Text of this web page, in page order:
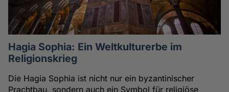
Hagia Sophia: Ein Weltkulturerbe im
Religionskrieg
Die Hagia Sophia ist nicht nur ein byzantinischer
Prachtbau, sondern auch ein Symbol für religiöse